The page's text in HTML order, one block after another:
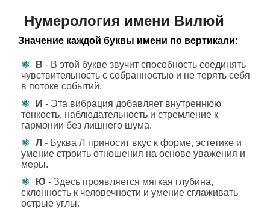
Нумерология имени Вилюй
Значение каждой буквы имени по вертикали:
В - В этой букве звучит способность соединять
чувствительность с собранностью и не терять себя
в потоке событий.
И - Эта вибрация добавляет внутреннюю
тонкость, наблюдательность и стремление к
гармонии без лишнего шума.
Л - Буква Л приносит вкус к форме, эстетике и
умение строить отношения на основе уважения и
меры.
Ю - Здесь проявляется мягкая глубина,
склонность к человечности и умение сглаживать
острые углы.